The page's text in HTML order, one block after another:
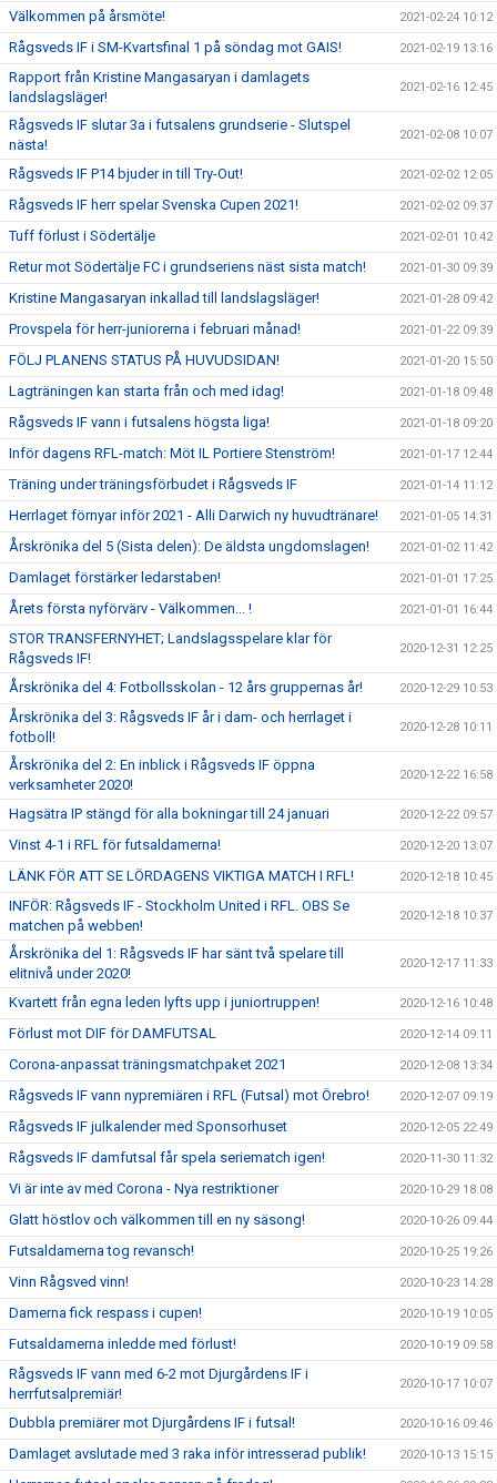
Välkommen på årsmöte! 2021-02-24 10:12
Rågsveds IF i SM-Kvartsfinal 1 på söndag mot GAIS! 2021-02-19 13:16
Rapport från Kristine Mangasaryan i damlagets
landslagsläger!
2021-02-16 12:45
Rågsveds IF slutar 3a i futsalens grundserie - Slutspel
nästa!
2021-02-08 10:07
Rågsveds IF P14 bjuder in till Try-Out! 2021-02-02 12:05
Rågsveds IF herr spelar Svenska Cupen 2021! 2021-02-02 09:37
Tuff förlust i Södertälje 2021-02-01 10:42
Retur mot Södertälje FC i grundseriens näst sista match! 2021-01-30 09:39
Kristine Mangasaryan inkallad till landslagsläger! 2021-01-28 09:42
Provspela för herr-juniorerna i februari månad! 2021-01-22 09:39
FÖLJ PLANENS STATUS PÅ HUVUDSIDAN! 2021-01-20 15:50
Lagträningen kan starta från och med idag! 2021-01-18 09:48
Rågsveds IF vann i futsalens högsta liga! 2021-01-18 09:20
Inför dagens RFL-match: Möt IL Portiere Stenström! 2021-01-17 12:44
Träning under träningsförbudet i Rågsveds IF 2021-01-14 11:12
Herrlaget förnyar inför 2021 - Alli Darwich ny huvudtränare! 2021-01-05 14:31
Årskrönika del 5 (Sista delen): De äldsta ungdomslagen! 2021-01-02 11:42
Damlaget förstärker ledarstaben! 2021-01-01 17:25
Årets första nyförvärv - Välkommen... ! 2021-01-01 16:44
STOR TRANSFERNYHET; Landslagsspelare klar för
Rågsveds IF!
2020-12-31 12:25
Årskrönika del 4: Fotbollsskolan - 12 års gruppernas år! 2020-12-29 10:53
Årskrönika del 3: Rågsveds IF år i dam- och herrlaget i
fotboll!
2020-12-28 10:11
Årskrönika del 2: En inblick i Rågsveds IF öppna
verksamheter 2020!
2020-12-22 16:58
Hagsätra IP stängd för alla bokningar till 24 januari 2020-12-22 09:57
Vinst 4-1 i RFL för futsaldamerna! 2020-12-20 13:07
LÄNK FÖR ATT SE LÖRDAGENS VIKTIGA MATCH I RFL! 2020-12-18 10:45
INFÖR: Rågsveds IF - Stockholm United i RFL. OBS Se
matchen på webben!
2020-12-18 10:37
Årskrönika del 1: Rågsveds IF har sänt två spelare till
elitnivå under 2020!
2020-12-17 11:33
Kvartett från egna leden lyfts upp i juniortruppen! 2020-12-16 10:48
Förlust mot DIF för DAMFUTSAL 2020-12-14 09:11
Corona-anpassat träningsmatchpaket 2021 2020-12-08 13:34
Rågsveds IF vann nypremiären i RFL (Futsal) mot Örebro! 2020-12-07 09:19
Rågsveds IF julkalender med Sponsorhuset 2020-12-05 22:49
Rågsveds IF damfutsal får spela seriematch igen! 2020-11-30 11:32
Vi är inte av med Corona - Nya restriktioner 2020-10-29 18:08
Glatt höstlov och välkommen till en ny säsong! 2020-10-26 09:44
Futsaldamerna tog revansch! 2020-10-25 19:26
Vinn Rågsved vinn! 2020-10-23 14:28
Damerna fick respass i cupen! 2020-10-19 10:05
Futsaldamerna inledde med förlust! 2020-10-19 09:58
Rågsveds IF vann med 6-2 mot Djurgårdens IF i
herrfutsalpremiär!
2020-10-17 10:07
Dubbla premiärer mot Djurgårdens IF i futsal! 2020-10-16 09:46
Damlaget avslutade med 3 raka inför intresserad publik! 2020-10-13 15:15